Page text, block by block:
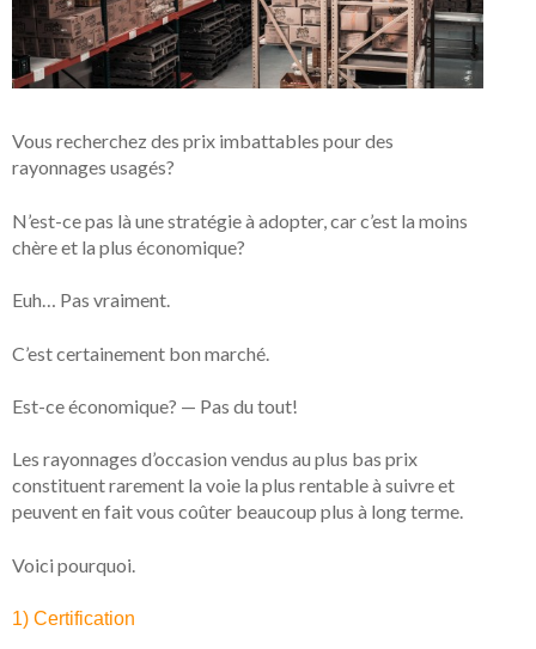
Vous recherchez des prix imbattables pour des
rayonnages usagés?
N’est-ce pas là une stratégie à adopter, car c’est la moins
chère et la plus économique?
Euh… Pas vraiment.
C’est certainement bon marché.
Est-ce économique? — Pas du tout!
Les rayonnages d’occasion vendus au plus bas prix
constituent rarement la voie la plus rentable à suivre et
peuvent en fait vous coûter beaucoup plus à long terme.
Voici pourquoi.
1) Certification